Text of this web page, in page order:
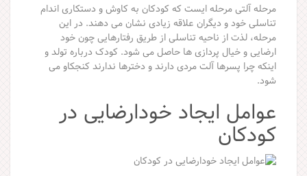
مرحله آلتی مرحله ایست که کودکان به کاوش و دستکاری اندام
تناسلی خود و دیگران علاقه زیادی نشان می دهند. در این
مرحله، لذت از ناحیه تناسلی از طریق رفتارهایی چون خود
ارضایی و خیال پردازی ها حاصل می شود. کودک درباره تولد و
اینکه چرا پسرها آلت مردی دارند و دخترها ندارند کنجکاو می
شود.
عوامل ایجاد خودارضایی در
کودکان